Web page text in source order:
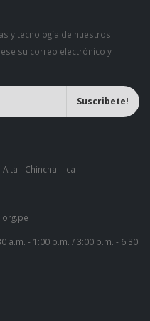
y tecnología de nuestros
su correo electrónico y
- Chincha - Ica
a.m. - 1:00 p.m. / 3:00 p.m. - 6.30